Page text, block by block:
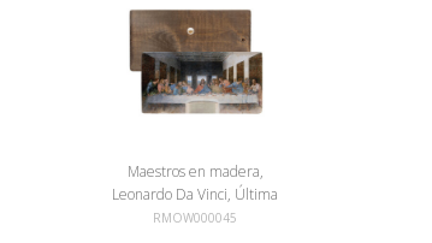
Maestros en madera,
Leonardo Da Vinci, Última
cena
RMOW000045